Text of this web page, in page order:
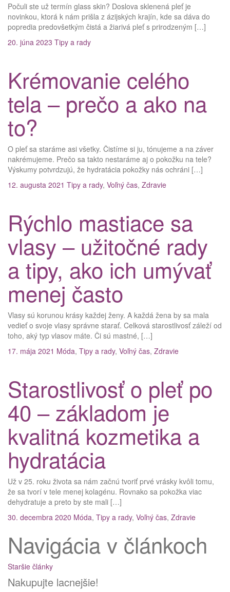
Počuli ste už termín glass skin? Doslova sklenená pleť je
novinkou, ktorá k nám prišla z ázijských krajín, kde sa dáva do
popredia predovšetkým čistá a žiarivá pleť s prirodzeným […]
20. júna 2023 Tipy a rady
Krémovanie celého
tela – prečo a ako na
to?
O pleť sa staráme asi všetky. Čistíme si ju, tónujeme a na záver
nakrémujeme. Prečo sa takto nestaráme aj o pokožku na tele?
Výskumy potvrdzujú, že hydratácia pokožky nás ochráni […]
12. augusta 2021 Tipy a rady, Voľný čas, Zdravie
Rýchlo mastiace sa
vlasy – užitočné rady
a tipy, ako ich umývať
menej často
Vlasy sú korunou krásy každej ženy. A každá žena by sa mala
vedieť o svoje vlasy správne starať. Celková starostlivosť záleží od
toho, aký typ vlasov máte. Či sú mastné, […]
17. mája 2021 Móda, Tipy a rady, Voľný čas, Zdravie
Starostlivosť o pleť po
40 – základom je
kvalitná kozmetika a
hydratácia
Už v 25. roku života sa nám začnú tvoriť prvé vrásky kvôli tomu,
že sa tvorí v tele menej kolagénu. Rovnako sa pokožka viac
dehydratuje a preto by ste mali […]
30. decembra 2020 Móda, Tipy a rady, Voľný čas, Zdravie
Navigácia v článkoch
Staršie články
Nakupujte lacnejšie!